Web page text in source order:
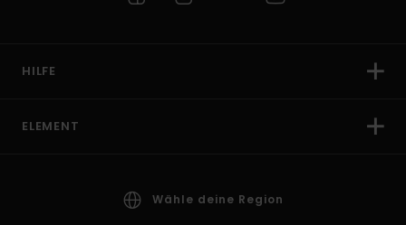
HILFE
ELEMENT
Wähle deine Region